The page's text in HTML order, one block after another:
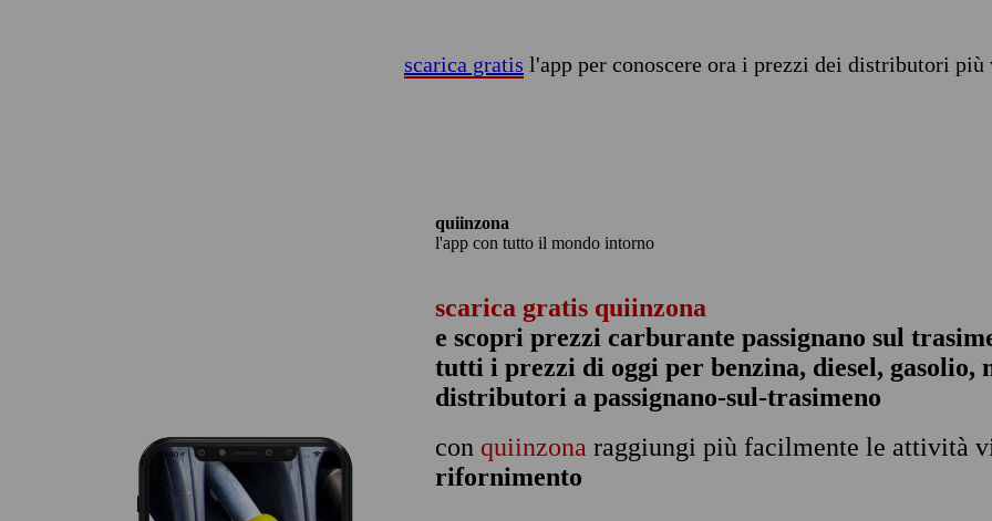
scarica gratis l'app per conoscere ora i prezzi dei distributori più
quiinzona
l'app con tutto il mondo intorno
scarica gratis quiinzona
e scopri prezzi carburante passignano sul
tutti i prezzi di oggi per benzina, diesel, gasolio,
distributori a passignano-sul-trasimeno
con quiinzona raggiungi più facilmente le attività
rifornimento